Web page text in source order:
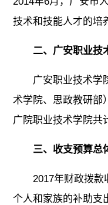
技术和技能人才的培
二、广安职业技
广安职业技术学
术学院、思政教研部
广院职业技术学院共
三、收支预算总
2017年财政拨款
个人和家族的补助支